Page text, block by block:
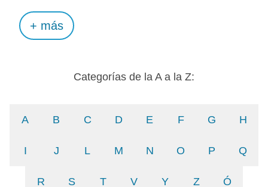
+ más
Categorías de la A a la Z:
A B C D E F G H
I J L M N O P Q
R S T V Y Z Ó